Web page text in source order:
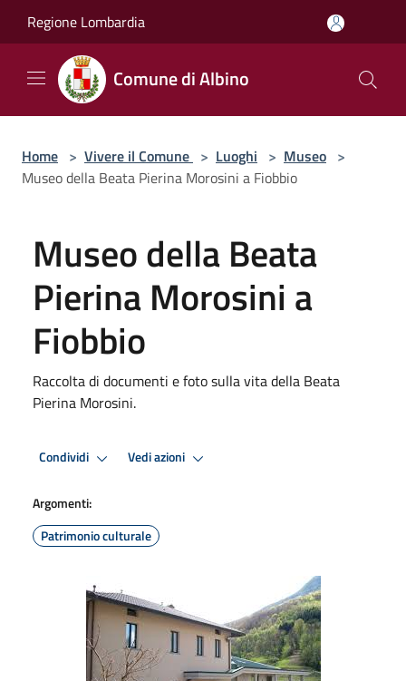
Regione Lombardia
Comune di Albino
Home > Vivere il Comune > Luoghi > Museo >
Museo della Beata Pierina Morosini a Fiobbio
Museo della Beata
Pierina Morosini a
Fiobbio
Raccolta di documenti e foto sulla vita della Beata
Pierina Morosini.
Condividi Vedi azioni
Argomenti:
Patrimonio culturale